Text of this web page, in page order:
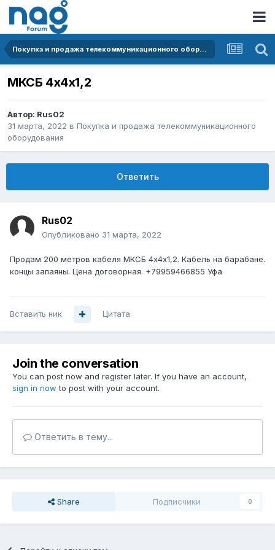
Покупка и продажа телекоммуникационного оборудования
МКСБ 4х4х1,2
Автор: Rus02
31 марта, 2022 в Покупка и продажа телекоммуникационного
оборудования
Ответить
Rus02
Опубликовано 31 марта, 2022
Продам 200 метров кабеля МКСБ 4х4х1,2. Кабель на барабане.
концы запаяны. Цена договорная. +79959466855 Уфа
Вставить ник Цитата
Join the conversation
You can post now and register later. If you have an account,
sign in now to post with your account.
Ответить в тему...
Share Подписчики 0